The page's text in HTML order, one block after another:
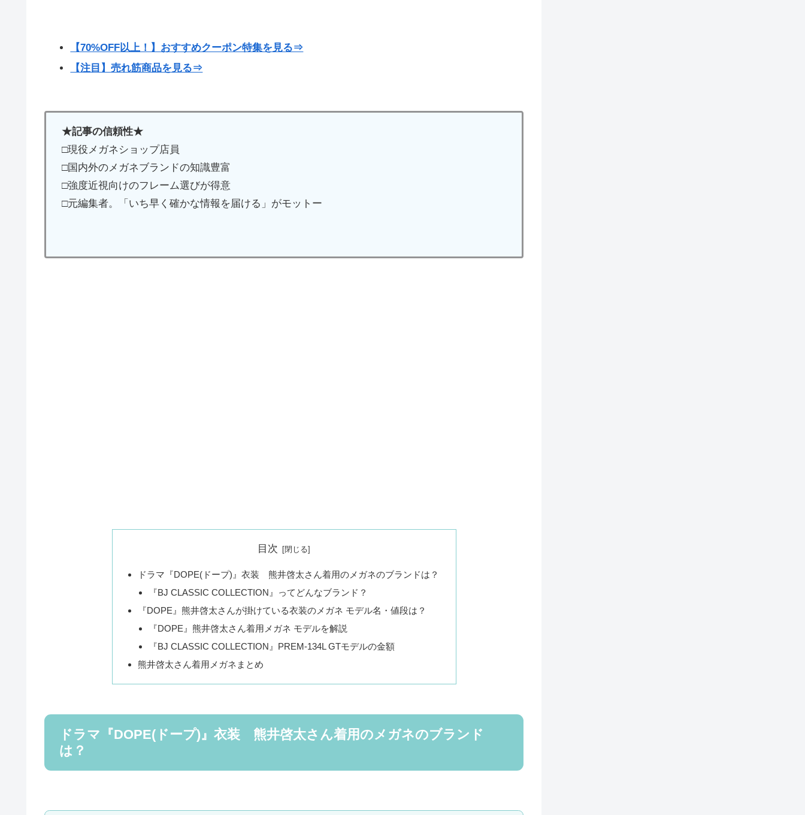
【70%OFF以上！】おすすめクーポン特集を見る⇒
【注目】売れ筋商品を見る⇒
★記事の信頼性★
□現役メガネショップ店員
□国内外のメガネブランドの知識豊富
□強度近視向けのフレーム選びが得意
□元編集者。「いち早く確かな情報を届ける」がモットー
目次
ドラマ『DOPE(ドープ)』衣装 熊井啓太さん着用のメガネのブランドは？
『BJ CLASSIC COLLECTION』ってどんなブランド？
『DOPE』熊井啓太さんが掛けている衣装のメガネ モデル名・値段は？
『DOPE』熊井啓太さん着用メガネ モデルを解説
『BJ CLASSIC COLLECTION』PREM-134L GTモデルの金額
熊井啓太さん着用メガネまとめ
ドラマ『DOPE(ドープ)』衣装 熊井啓太さん着用のメガネのブランド
は？